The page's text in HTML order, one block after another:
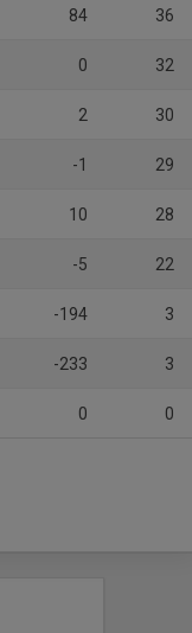
84 36
0 32
2 30
-1 29
10 28
-5 22
-194 3
-233 3
0 0